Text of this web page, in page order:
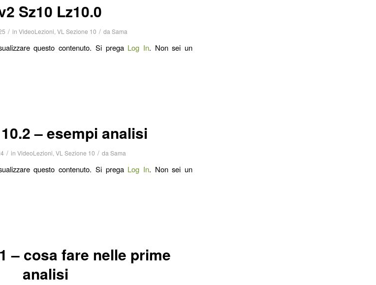
Sz10 Lz10.0
/ in VideoLezioni, VL Sezione 10 / da Sama
questo contenuto. Si prega Log In. Non sei un
– esempi analisi
/ in VideoLezioni, VL Sezione 10 / da Sama
questo contenuto. Si prega Log In. Non sei un
– cosa fare nelle prime
analisi